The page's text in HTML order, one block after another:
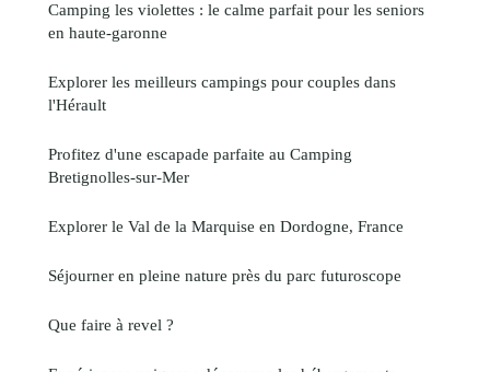
Camping les violettes : le calme parfait pour les seniors
en haute-garonne
Explorer les meilleurs campings pour couples dans
l'Hérault
Profitez d'une escapade parfaite au Camping
Bretignolles-sur-Mer
Explorer le Val de la Marquise en Dordogne, France
Séjourner en pleine nature près du parc futuroscope
Que faire à revel ?